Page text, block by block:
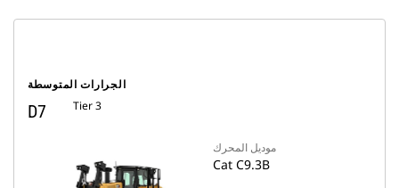
الجرارات المتوسطة
D7 Tier 3
موديل المحرك
Cat C9.3B